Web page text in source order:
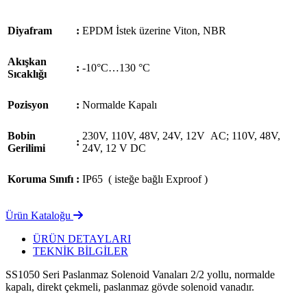
Diyafram : EPDM İstek üzerine Viton, NBR
Akışkan
Sıcaklığı
: -10°C…130 °C
Pozisyon : Normalde Kapalı
Bobin
Gerilimi
:
230V, 110V, 48V, 24V, 12V AC; 110V, 48V,
24V, 12 V DC
Koruma Sınıfı : IP65 ( isteğe bağlı Exproof )
Ürün Kataloğu
ÜRÜN DETAYLARI
TEKNİK BİLGİLER
SS1050 Seri Paslanmaz Solenoid Vanaları 2/2 yollu, normalde
kapalı, direkt çekmeli, paslanmaz gövde solenoid vanadır.